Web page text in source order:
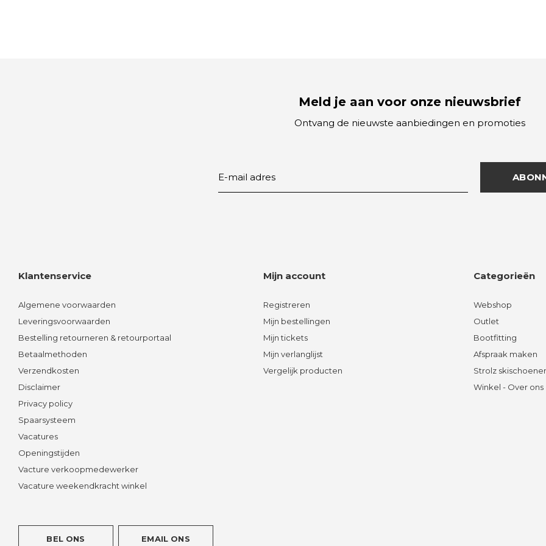
Meld je aan voor onze nieuwsbrief
Ontvang de nieuwste aanbiedingen en promoties
Klantenservice
Algemene voorwaarden
Leveringsvoorwaarden
Bestelling retourneren & retourportaal
Betaalmethoden
Verzendkosten
Disclaimer
Privacy policy
Spaarsysteem
Vacatures
Openingstijden
Vacture verkoopmedewerker
Vacature weekendkracht winkel
Mijn account
Registreren
Mijn bestellingen
Mijn tickets
Mijn verlanglijst
Vergelijk producten
Categorieën
Webshop
Outlet
Bootfitting
Afspraak maken
Strolz
Winkel - Over ons
BEL ONS EMAIL ONS